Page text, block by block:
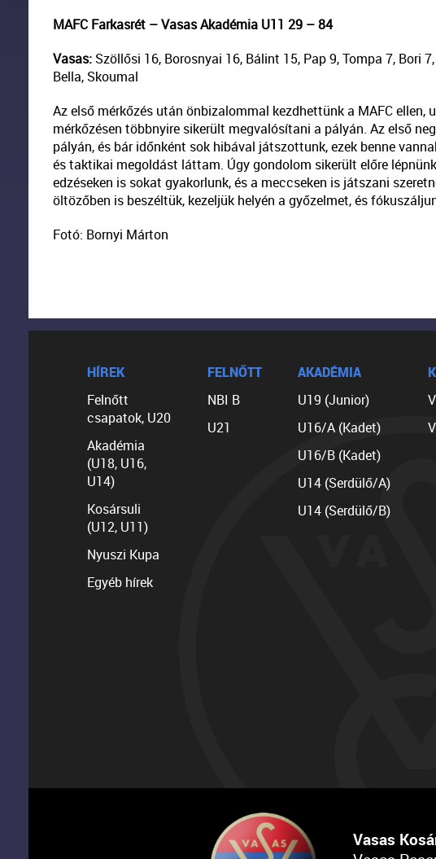
MAFC Farkasrét – Vasas Akadémia U11 29 – 84
Vasas:Szöllősi 16, Borosnyai 16, Bálint 15, Pap 9, Tompa 7, Bori
Bella, Skoumal
Az első mérkőzés után önbizalommal kezdhettünk a MAFC
mérkőzésen többnyire sikerült megvalósítani a pályán. Az első
pályán, és bár időnként sok hibával játszottunk, ezek benne
és taktikai megoldást láttam. Úgy gondolom sikerült előre
edzéseken is sokat gyakorlunk, és a meccseken is játszani
öltözőben is beszéltük, kezeljük helyén a győzelmet, és
Fotó: Bornyi Márton
HÍREK
Felnőtt
csapatok, U20
Akadémia
(U18, U16,
U14)
Kosársuli
(U12, U11)
Nyuszi Kupa
Egyéb hírek
FELNŐTT
NBI B
U21
AKADÉMIA
U19 (Junior)
U16/A (Kadet)
U16/B (Kadet)
U14 (Serdülő/A)
U14 (Serdülő/B)
Vasas